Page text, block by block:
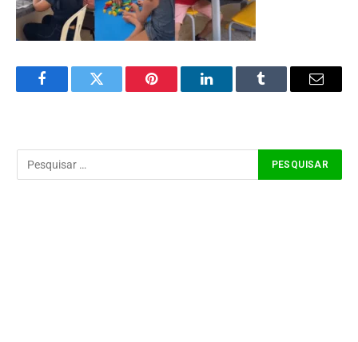
FacebookTwitter Pinterest LinkedInTumblr Email